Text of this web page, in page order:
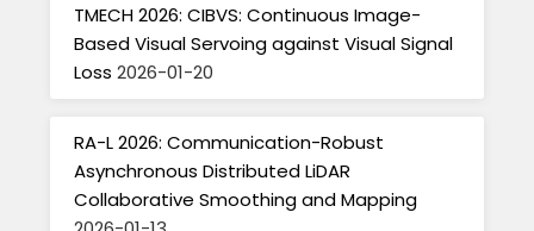
TMECH 2026: CIBVS: Continuous Image-
Based Visual Servoing against Visual Signal
Loss 2026-01-20
RA-L 2026: Communication-Robust
Asynchronous Distributed LiDAR
Collaborative Smoothing and Mapping